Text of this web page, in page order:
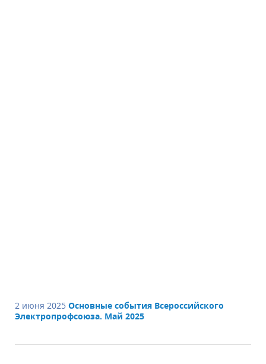
2 июня 2025 Основные события Всероссийского
Электропрофсоюза. Май 2025